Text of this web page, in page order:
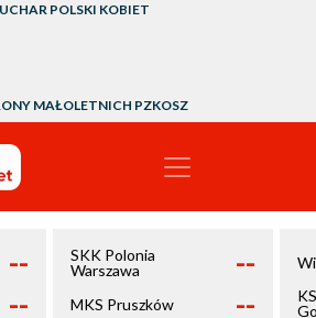
POLSKI KOBIET
MAŁOLETNICH PZKOSZ
--
--
SKK Polonia
Warszawa
--
MKS Pruszków --